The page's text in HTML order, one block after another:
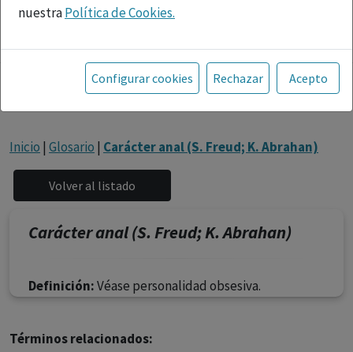
nuestraPolítica de Cookies.
Toda la información incluida en la Página Web está
referida a productos del mercado español y, por
tanto, dirigida a profesionales sanitarios legalmente
facultados para prescribir o dispensar medicamentos
con ejercicio profesional. La información técnica de los
fármacos se facilita a título meramente informativo,
siendo responsabilidad de los profesionales
facultados prescribir medicamentos y decidir, en cada
caso concreto, el tratamiento más adecuado a las
necesidades del paciente.
Configurar cookies Rechazar Acepto
Inicio | Glosario | Carácter anal (S. Freud; K. Abrahan)
Carácter anal (S. Freud; K. Abrahan)
Definición:Véase personalidad obsesiva.
Términos relacionados: